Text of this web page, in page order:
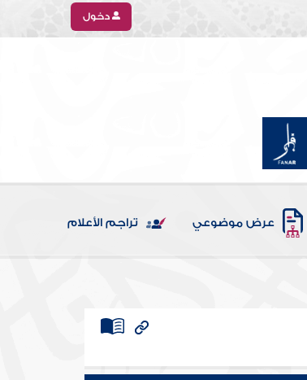
دخول
عرض موضوعي تراجم الأعلام